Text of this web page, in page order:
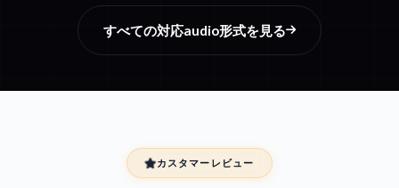
すべての対応audio形式を見る
カスタマーレビュー